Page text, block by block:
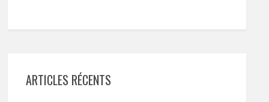
ARTICLES RÉCENTS